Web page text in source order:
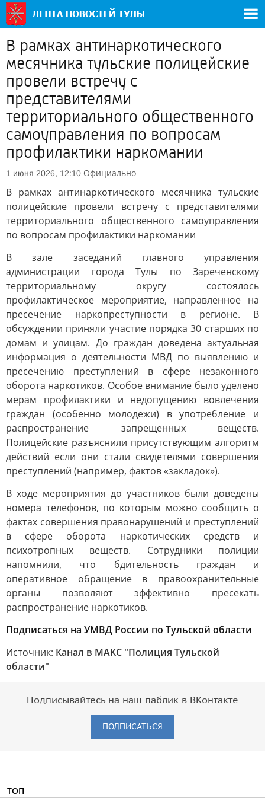
В рамках антинаркотического
месячника тульские полицейские
провели встречу с
представителями
территориального общественного
самоуправления по вопросам
профилактики наркомании
1 июня 2026, 12:10 Официально
В рамках антинаркотического месячника тульские
полицейские провели встречу с представителями
территориального общественного самоуправления
по вопросам профилактики наркомании
В зале заседаний главного управления
администрации города Тулы по Зареченскому
территориальному округу состоялось
профилактическое мероприятие, направленное на
пресечение наркопреступности в регионе. В
обсуждении приняли участие порядка 30 старших по
домам и улицам. До граждан доведена актуальная
информация о деятельности МВД по выявлению и
пресечению преступлений в сфере незаконного
оборота наркотиков. Особое внимание было уделено
мерам профилактики и недопущению вовлечения
граждан (особенно молодежи) в употребление и
распространение запрещенных веществ.
Полицейские разъяснили присутствующим алгоритм
действий если они стали свидетелями совершения
преступлений (например, фактов «закладок»).
В ходе мероприятия до участников были доведены
номера телефонов, по которым можно сообщить о
фактах совершения правонарушений и преступлений
в сфере оборота наркотических средств и
психотропных веществ. Сотрудники полиции
напомнили, что бдительность граждан и
оперативное обращение в правоохранительные
органы позволяют эффективно пресекать
распространение наркотиков.
Подписаться на УМВД России по Тульской области
Источник: Канал в МАКС "Полиция Тульской
области"
Подписывайтесь на наш паблик в ВКонтакте
ПОДПИСАТЬСЯ
ТОП